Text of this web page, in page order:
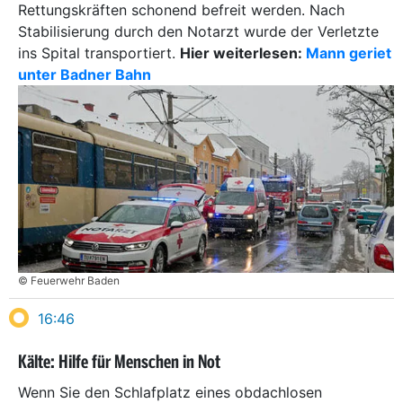
Rettungskräften schonend befreit werden. Nach
Stabilisierung durch den Notarzt wurde der Verletzte
ins Spital transportiert. Hier weiterlesen: Mann geriet
unter Badner Bahn
© Feuerwehr Baden
16:46
Kälte: Hilfe für Menschen in Not
Wenn Sie den Schlafplatz eines obdachlosen